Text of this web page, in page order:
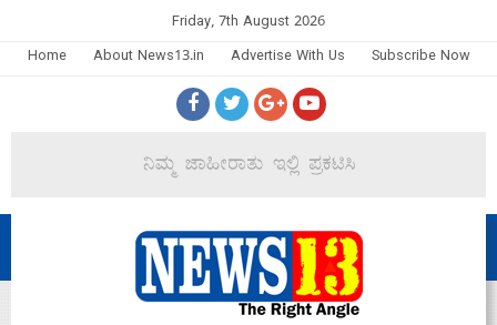
Friday, 7th August 2026
Home
About News13.in Advertise With Us Subscribe Now